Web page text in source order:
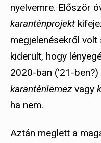
nyelvemre. Először
karanténprojekt
megjelenésekről
kiderült, hogy
2020-ban (’21-
karanténlemez vagy
ha nem.
Aztán meglett a